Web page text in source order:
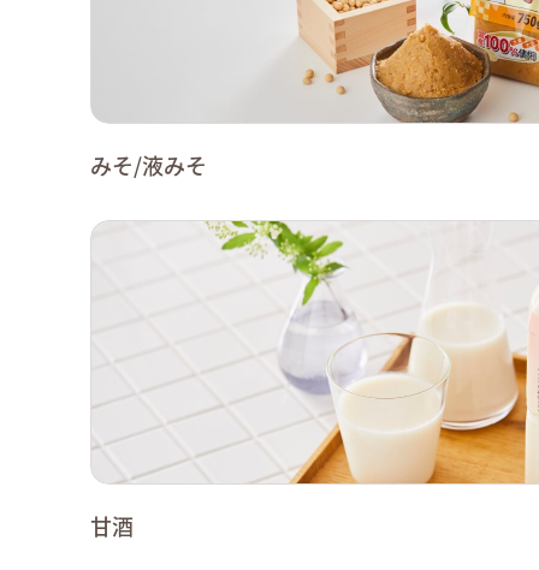
みそ/液みそ
甘酒